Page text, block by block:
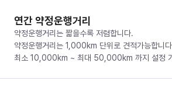
연간 약정운행거리
약정운행거리는 짧을수록 저렴합니다.
약정운행거리는 1,000km 단위로 견적가능합니
최소 10,000km ~ 최대 50,000km 까지 설정